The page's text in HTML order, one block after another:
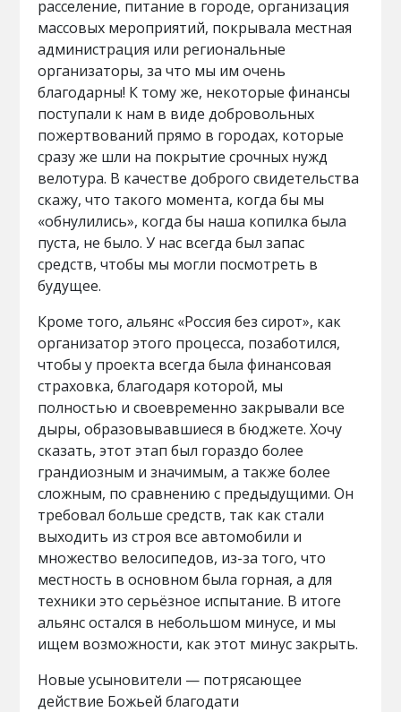
расселение, питание в городе, организация
массовых мероприятий, покрывала местная
администрация или региональные
организаторы, за что мы им очень
благодарны! К тому же, некоторые финансы
поступали к нам в виде добровольных
пожертвований прямо в городах, которые
сразу же шли на покрытие срочных нужд
велотура. В качестве доброго свидетельства
скажу, что такого момента, когда бы мы
«обнулились», когда бы наша копилка была
пуста, не было. У нас всегда был запас
средств, чтобы мы могли посмотреть в
будущее.
Кроме того, альянс «Россия без сирот», как
организатор этого процесса, позаботился,
чтобы у проекта всегда была финансовая
страховка, благодаря которой, мы
полностью и своевременно закрывали все
дыры, образовывавшиеся в бюджете. Хочу
сказать, этот этап был гораздо более
грандиозным и значимым, а также более
сложным, по сравнению с предыдущими. Он
требовал больше средств, так как стали
выходить из строя все автомобили и
множество велосипедов, из-за того, что
местность в основном была горная, а для
техники это серьёзное испытание. В итоге
альянс остался в небольшом минусе, и мы
ищем возможности, как этот минус закрыть.
Новые усыновители — потрясающее
действие Божьей благодати